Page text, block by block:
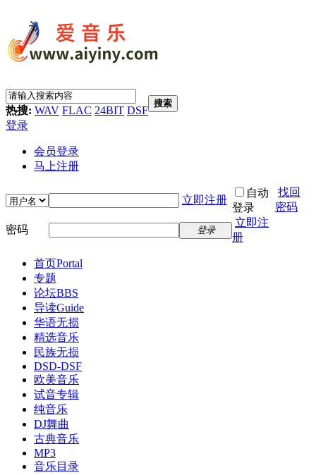
热搜: WAV FLAC 24BIT DSF
搜索
登录
会员登录
马上注册
立即注册
自动
登录
找回
密码
密码
登录
立即注
册
首页Portal
专题
论坛BBS
导读Guide
华语无损
精选音乐
民族无损
DSD-DSF
欧美音乐
试音专辑
纯音乐
DJ舞曲
古典音乐
MP3
音乐目录